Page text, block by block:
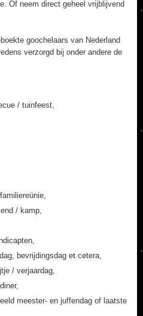
Of neem direct geheel vrijblijvend
goochelaars van Nederland
verzorgd bij onder andere de
/ tuinfeest,
/ kamp,
bevrijdingsdag et cetera,
/ verjaardag,
meester- en juffendag of laatste